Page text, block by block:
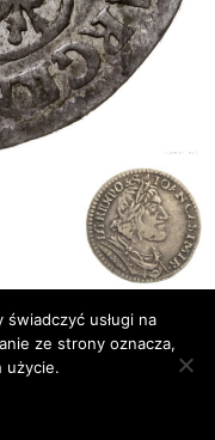
by TagDiv
usługi na
ze strony oznacza,
użycie.